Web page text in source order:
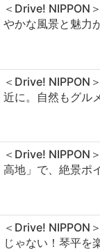
＜Drive! NIPPON
やかな風景と魅力
＜Drive! NIPPON
近に。自然もグル
＜Drive! NIPPON
高地」で、絶景ポ
＜Drive! NIPPON
じゃない！琴平を